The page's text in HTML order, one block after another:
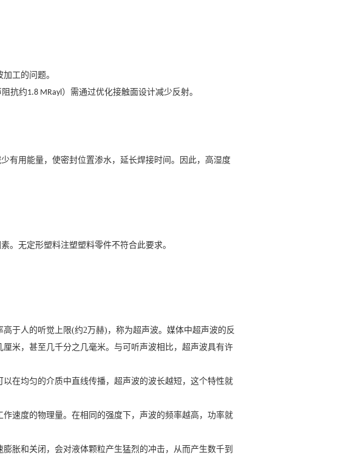
工的问题。
阻抗约1.8 MRayl）需通过优化接触面设计减少反射。
有用能量，使密封位置渗水，延长焊接时间。因此，高湿度
。无定形塑料注塑塑料零件不符合此要求。
于人的听觉上限(约2万赫)，称为超声波。媒体中超声波的反
米，甚至几千分之几毫米。与可听声波相比，超声波具有许
在均匀的介质中直线传播，超声波的波长越短，这个特性就
速度的物理量。在相同的强度下，声波的频率越高，功率就
胀和关闭，会对液体颗粒产生猛烈的冲击，从而产生数千到